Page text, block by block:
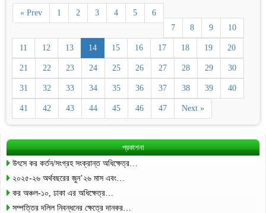
« Prev 1 2 3 4 5
6
7
8 9 10
11 12 13 14 15 16 17 18 19 20
21 22 23 24 25 26 27 28 29 30
31 32 33 34 35 36 37 38 39 40
41 42 43 44 45 46 47 Next »
প্রকাশনা
উৎসে কর কর্তন/সংগ্রহ সংক্রান্ত অধিক্ষেত্র…
২০২৫-২৬ অর্থবছরের জুন’২৬ মাস এবং…
কর অঞ্চল-১০, ঢাকা এর অধিক্ষেত্র…
সম্পত্তির দলিল নিবন্ধনের ক্ষেত্রে দানকর…